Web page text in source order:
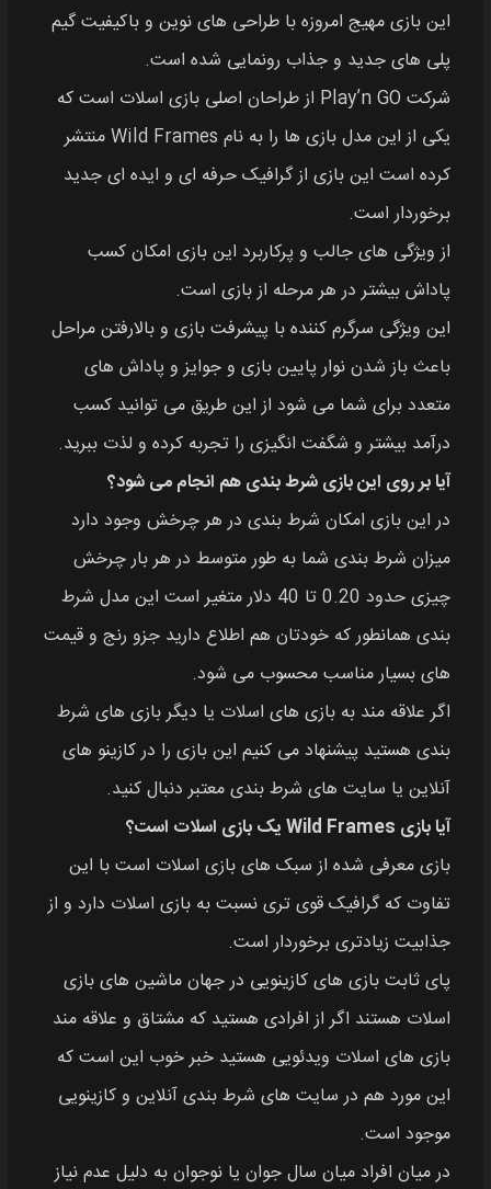
این بازی مهیج امروزه با طراحی‌ های نوین و باکیفیت گیم‌
پلی‌ های جدید و جذاب رونمایی شده است.
شرکت Play’n GO از طراحان اصلی بازی اسلات است که
یکی از این مدل بازی‌ ها را به نام Wild Frames منتشر
کرده است این بازی از گرافیک حرفه‌ ای و ایده‌ ای جدید
برخوردار است.
از ویژگی‌ های جالب و پرکاربرد این بازی امکان کسب
پاداش بیشتر در هر مرحله از بازی است.
این ویژگی سرگرم‌ کننده با پیشرفت بازی و بالارفتن مراحل
باعث باز شدن نوار پایین بازی و جوایز و پاداش‌ های
متعدد برای شما می‌ شود از این طریق می‌ توانید کسب
درآمد بیشتر و شگفت‌ انگیزی را تجربه کرده و لذت ببرید.
آیا بر روی این بازی شرط‌ بندی هم انجام می‌ شود؟
در این بازی امکان شرط‌ بندی در هر چرخش وجود دارد
میزان شرط‌ بندی شما به طور متوسط در هر بار چرخش
چیزی حدود 0.20 تا 40 دلار متغیر است این مدل شرط‌
بندی همانطور که خودتان هم اطلاع دارید جزو رنج و قیمت‌
های بسیار مناسب محسوب می‌ شود.
اگر علاقه‌ مند به بازی‌ های اسلات یا دیگر بازی‌ های شرط‌
بندی هستید پیشنهاد می‌ کنیم این بازی را در کازینو های
آنلاین یا سایت‌ های شرط‌ بندی معتبر دنبال کنید.
آیا بازی Wild Frames یک بازی اسلات است؟
بازی معرفی شده از سبک‌ های بازی اسلات است با این
تفاوت که گرافیک قوی‌ تری نسبت به بازی اسلات دارد و از
جذابیت زیادتری برخوردار است.
پای ثابت بازی‌ های کازینویی در جهان ماشین‌ های بازی
اسلات هستند اگر از افرادی هستید که مشتاق و علاقه‌ مند
بازی‌ های اسلات ویدئویی هستید خبر خوب این است که
این مورد هم در سایت‌ های شرط‌ بندی آنلاین و کازینویی
موجود است.
در میان افراد میان‌ سال جوان یا نوجوان به دلیل عدم نیاز